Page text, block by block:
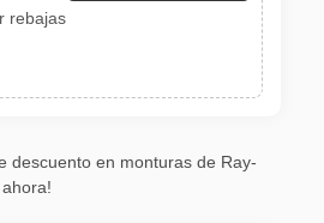
rebajas
descuento en monturas de Ray-